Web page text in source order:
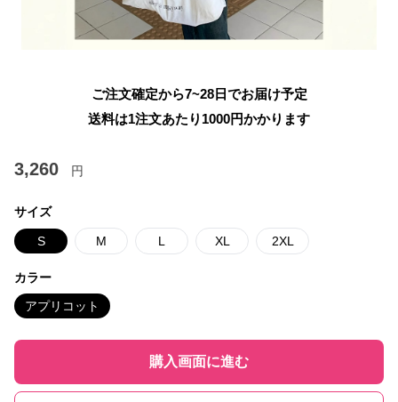
ご注文確定から7~28日でお届け予定
送料は1注文あたり 1000円かかります
3,260 円
サイズ
S M L XL 2XL
カラー
アプリコット
購入画面に進む